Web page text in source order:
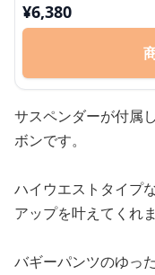
¥6,380
サスペンダーが付属
ボンです。
ハイウエストタイプ
アップを叶えてくれま
バギーパンツのゆっ